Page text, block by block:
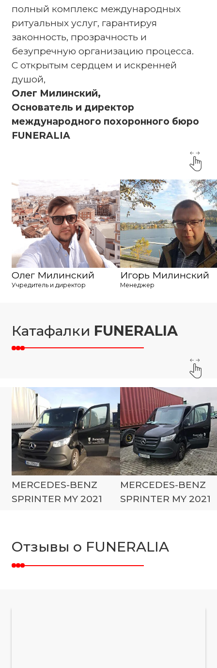
полный комплекс международных
ритуальных услуг, гарантируя
законность, прозрачность и
безупречную организацию процесса.
С открытым сердцем и искренней
душой,
Олег Милинский,
Основатель и директор
международного похоронного бюро
FUNERALIA
Олег Милинский
Учредитель и директор
Игорь Милинский
Менеджер
Катафалки FUNERALIA
MERCEDES-BENZ
SPRINTER MY 2021
MERCEDES-BENZ
SPRINTER MY 2021
Отзывы о FUNERALIA